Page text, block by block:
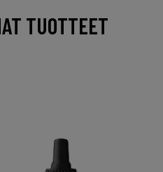
TUOTTEET